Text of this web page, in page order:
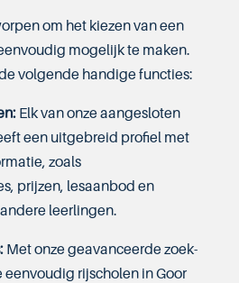
om het kiezen van een
mogelijk te maken.
volgende handige functies:
Elk van onze aangesloten
een uitgebreid profiel met
zoals
prijzen, lesaanbod en
leerlingen.
Met onze geavanceerde zoek-
eenvoudig rijscholen in Goor